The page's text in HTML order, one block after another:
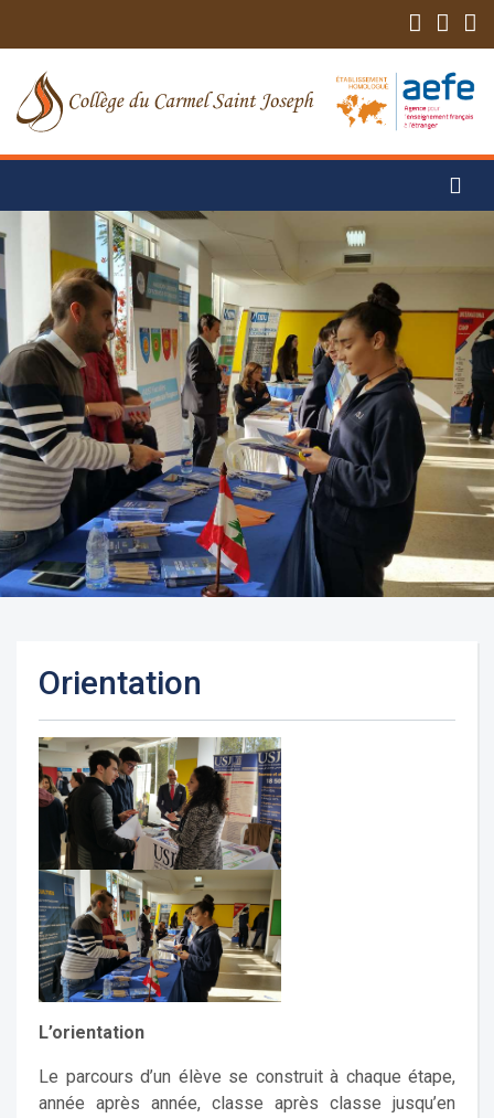
Orientation
L’orientation
Le parcours d’un élève se construit à chaque étape,
année après année, classe après classe jusqu’en